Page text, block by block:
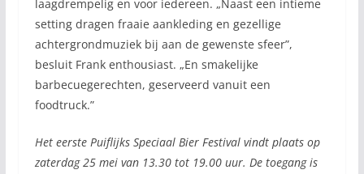
laagdrempelig en voor iedereen. „Naast een intieme
setting dragen fraaie aankleding en gezellige
achtergrondmuziek bij aan de gewenste sfeer”,
besluit Frank enthousiast. „En smakelijke
barbecuegerechten, geserveerd vanuit een
foodtruck.”
Het eerste Puiflijks Speciaal Bier Festival vindt plaats op
zaterdag 25 mei van 13.30 tot 19.00 uur. De toegang is